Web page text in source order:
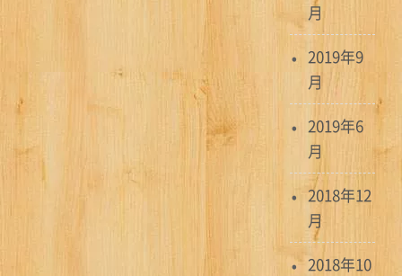
月
2019年9
月
2019年6
月
2018年12
月
2018年10